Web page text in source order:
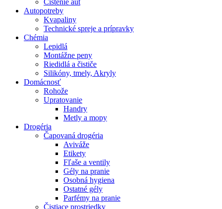
Čistenie áut
Autopotreby
Kvapaliny
Technické spreje a prípravky
Chémia
Lepidlá
Montážne peny
Riedidlá a čističe
Silikóny, tmely, Akryly
Domácnosť
Rohože
Upratovanie
Handry
Metly a mopy
Drogéria
Čapovaná drogéria
Aviváže
Etikety
Fľaše a ventily
Gély na pranie
Osobná hygiena
Ostatné gély
Parfémy na pranie
Čistiace prostriedky